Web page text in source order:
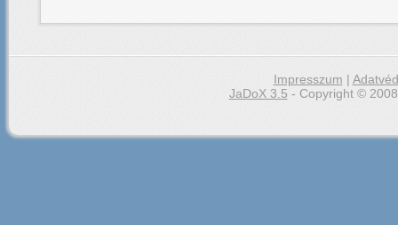
Impresszum |
JaDoX 3.5 - Copyright ©